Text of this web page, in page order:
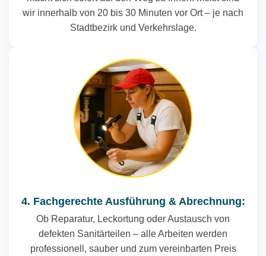
wir innerhalb von 20 bis 30 Minuten vor Ort – je nach
Stadtbezirk und Verkehrslage.
4. Fachgerechte Ausführung & Abrechnung:
Ob Reparatur, Leckortung oder Austausch von
defekten Sanitärteilen – alle Arbeiten werden
professionell, sauber und zum vereinbarten Preis